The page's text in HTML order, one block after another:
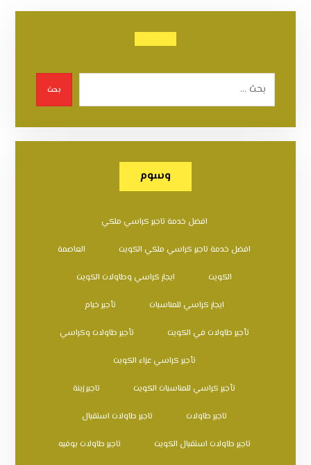
بحث
وسوم
افضل خدمة تاجير كراسي ملكي
افضل خدمة تاجير كراسي ملكي الكويت العاصمة
الكويت ايجار كراسي وطاولات الكويت
ايجار كراسي للمناسبات تأجير خيام
تأجير طاولات في الكويت تأجير طاولات وكراسي
تأجير كراسي عزاء الكويت
تأجير كراسي للمناسبات الكويت تاجير زينة
تاجير طاولات تاجير طاولات استقبال
تاجير طاولات استقبال الكويت تاجير طاولات بوفيه